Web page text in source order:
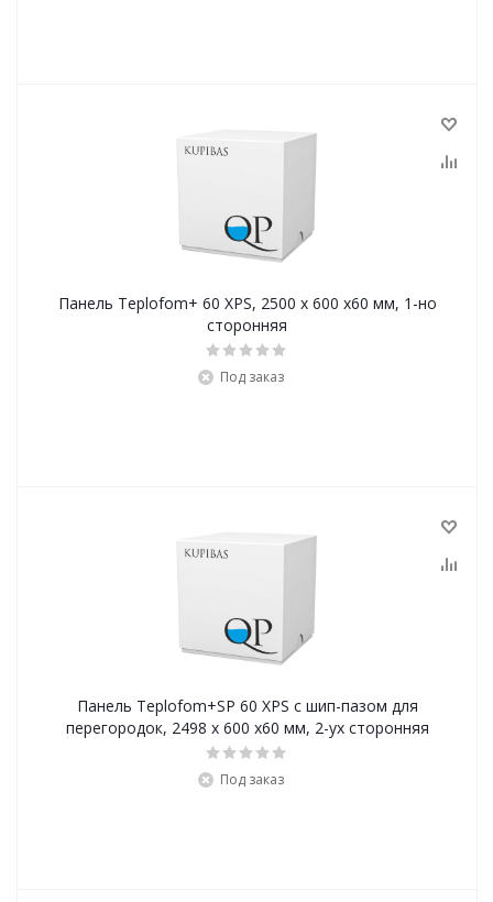
Панель Teplofom+ 60 XPS, 2500 х 600 х60 мм, 1-но
сторонняя
Под заказ
Панель Teplofom+SP 60 XPS с шип-пазом для
перегородок, 2498 х 600 х60 мм, 2-ух сторонняя
Под заказ